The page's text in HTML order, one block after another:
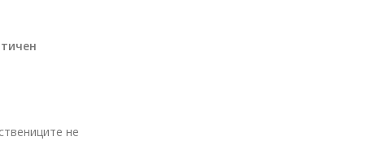
не